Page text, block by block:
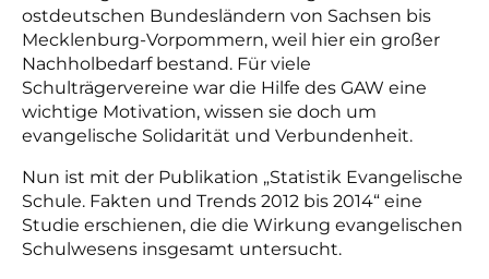
ostdeutschen Bundesländern von Sachsen bis
Mecklenburg-Vorpommern, weil hier ein großer
Nachholbedarf bestand. Für viele
Schulträgervereine war die Hilfe des GAW eine
wichtige Motivation, wissen sie doch um
evangelische Solidarität und Verbundenheit.
Nun ist mit der Publikation „Statistik Evangelische
Schule. Fakten und Trends 2012 bis 2014“ eine
Studie erschienen, die die Wirkung evangelischen
Schulwesens insgesamt untersucht.